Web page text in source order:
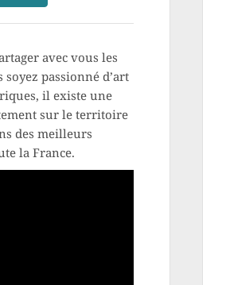
avec vous les
passionné d’art
il existe une
sur le territoire
des meilleurs
la France.